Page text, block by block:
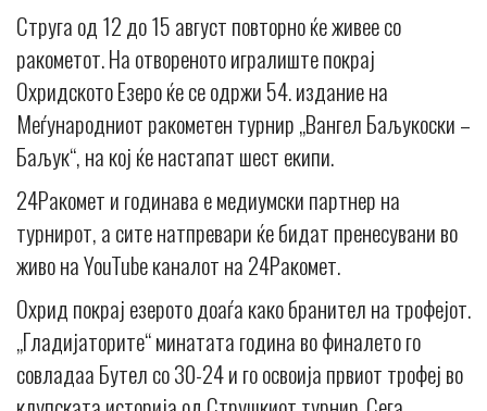
Струга од 12 до 15 август повторно ќе живее со
ракометот. На отвореното игралиште покрај
Охридското Езеро ќе се одржи 54. издание на
Меѓународниот ракометен турнир „Вангел Баљукоски –
Баљук“, на кој ќе настапат шест екипи.
24Ракомет и годинава е медиумски партнер на
турнирот, а сите натпревари ќе бидат пренесувани во
живо на YouTube каналот на 24Ракомет.
Охрид покрај езерото доаѓа како бранител на трофејот.
„Гладијаторите“ минатата година во финалето го
совладаа Бутел со 30-24 и го освоија првиот трофеј во